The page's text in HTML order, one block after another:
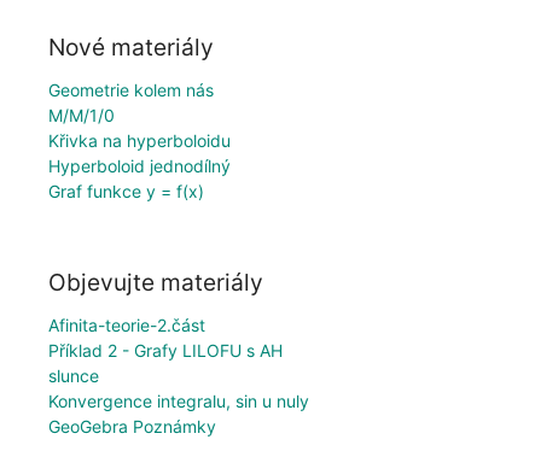
Nové materiály
Geometrie kolem nás
M/M/1/0
Křivka na hyperboloidu
Hyperboloid jednodílný
Graf funkce y = f(x)
Objevujte materiály
Afinita-teorie-2.část
Příklad 2 - Grafy LILOFU s AH
slunce
Konvergence integralu, sin u nuly
GeoGebra Poznámky